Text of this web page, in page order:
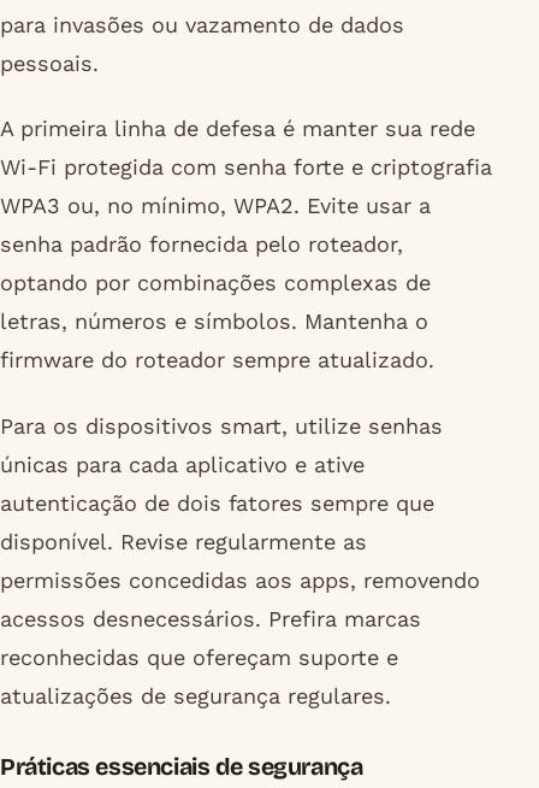
para invasões ou vazamento de dados
pessoais.
A primeira linha de defesa é manter sua rede
Wi-Fi protegida com senha forte e criptografia
WPA3 ou, no mínimo, WPA2. Evite usar a
senha padrão fornecida pelo roteador,
optando por combinações complexas de
letras, números e símbolos. Mantenha o
firmware do roteador sempre atualizado.
Para os dispositivos smart, utilize senhas
únicas para cada aplicativo e ative
autenticação de dois fatores sempre que
disponível. Revise regularmente as
permissões concedidas aos apps, removendo
acessos desnecessários. Prefira marcas
reconhecidas que ofereçam suporte e
atualizações de segurança regulares.
Práticas essenciais de segurança